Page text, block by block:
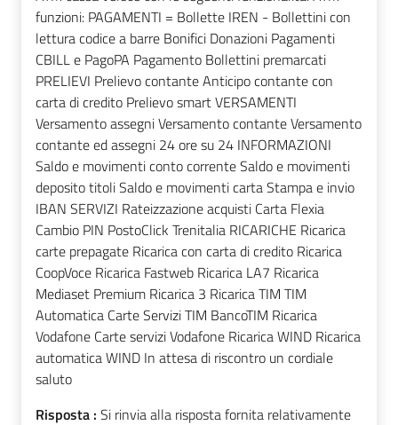
funzioni: PAGAMENTI = Bollette IREN - Bollettini con
lettura codice a barre Bonifici Donazioni Pagamenti
CBILL e PagoPA Pagamento Bollettini premarcati
PRELIEVI Prelievo contante Anticipo contante con
carta di credito Prelievo smart VERSAMENTI
Versamento assegni Versamento contante Versamento
contante ed assegni 24 ore su 24 INFORMAZIONI
Saldo e movimenti conto corrente Saldo e movimenti
deposito titoli Saldo e movimenti carta Stampa e invio
IBAN SERVIZI Rateizzazione acquisti Carta Flexia
Cambio PIN PostoClick Trenitalia RICARICHE Ricarica
carte prepagate Ricarica con carta di credito Ricarica
CoopVoce Ricarica Fastweb Ricarica LA7 Ricarica
Mediaset Premium Ricarica 3 Ricarica TIM TIM
Automatica Carte Servizi TIM BancoTIM Ricarica
Vodafone Carte servizi Vodafone Ricarica WIND Ricarica
automatica WIND In attesa di riscontro un cordiale
saluto
Risposta : Si rinvia alla risposta fornita relativamente